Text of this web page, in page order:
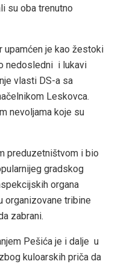
su oba trenutno
upamćen je kao žestoki
nedosledni i lukavi
vlasti DS-a sa
Leskovca.
nevoljama koje su
preduzetništvom i bio
gradskog
organa
organizovane tribine
zabrani.
Pešića je i dalje u
kuloarskih priča da